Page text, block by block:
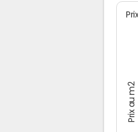
Prix au m2